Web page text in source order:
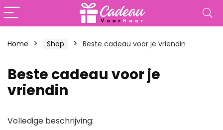
Home Shop Beste cadeau voor je vriendin
Beste cadeau voor je
vriendin
Volledige beschrijving: